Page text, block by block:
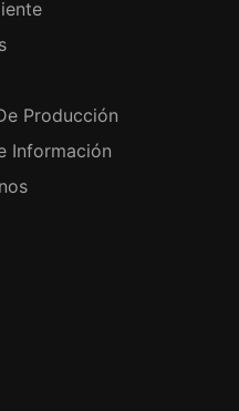
Producción
Información